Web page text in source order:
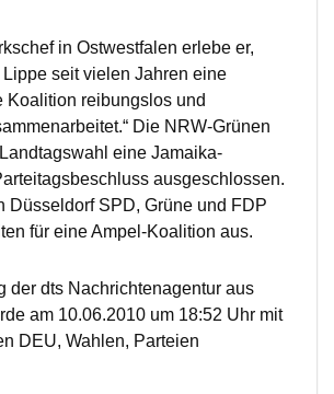
in Ostwestfalen erlebe er,
Lippe seit vielen Jahren eine
Koalition reibungslos und
Die NRW-Grünen
eine Jamaika-
ausgeschlossen.
Düsseldorf SPD, Grüne und FDP
für eine Ampel-Koalition aus.
der dts Nachrichtenagentur aus
am 10.06.2010 um 18:52 Uhr mit
DEU, Wahlen, Parteien